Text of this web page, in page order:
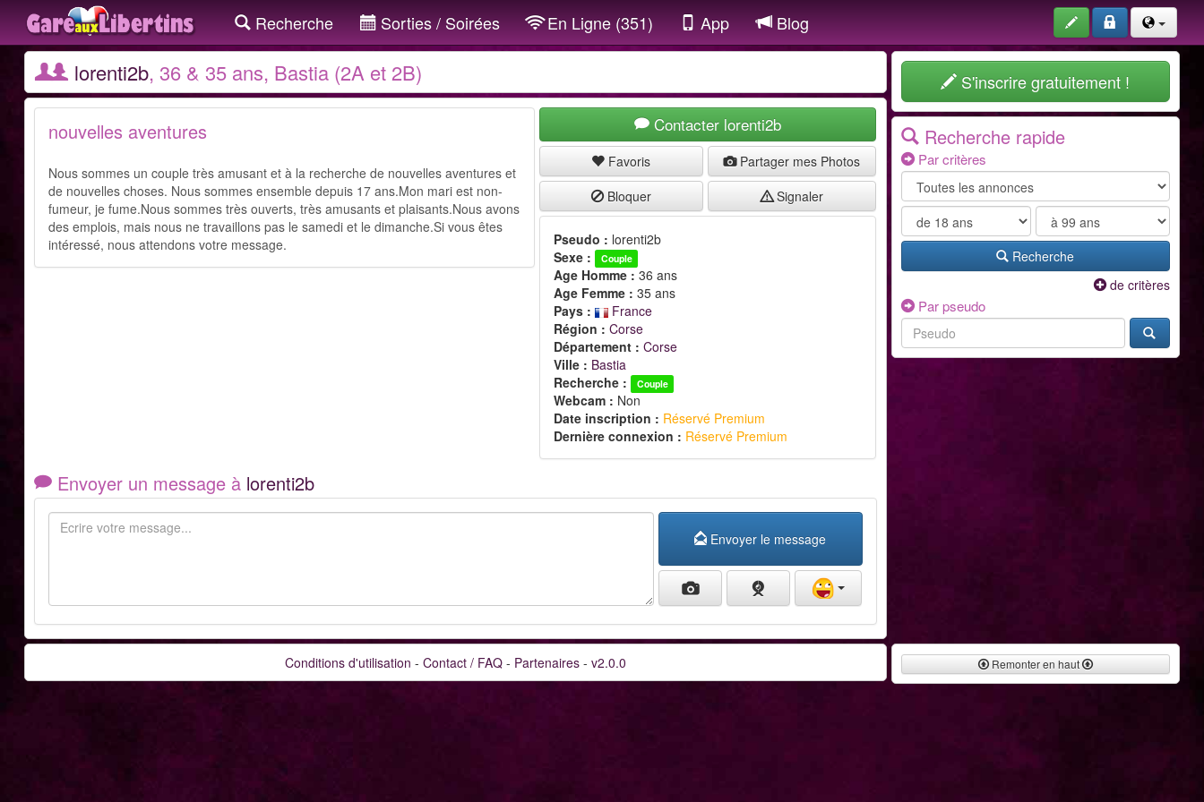
Recherche Sorties / Soirées En Ligne (351) App Blog
lorenti2b, 36 & 35 ans, Bastia (2A et 2B)
nouvelles aventures
Nous sommes un couple très amusant et à la recherche de nouvelles aventures et
de nouvelles choses. Nous sommes ensemble depuis 17 ans.Mon mari est non-
fumeur, je fume.Nous sommes très ouverts, très amusants et plaisants.Nous avons
des emplois, mais nous ne travaillons pas le samedi et le dimanche.Si vous êtes
intéressé, nous attendons votre message.
Contacter lorenti2b
Favoris
Partager mes Photos
Bloquer
Signaler
Pseudo : lorenti2b
Sexe : Couple
Age Homme :36 ans
Age Femme :35 ans
Pays :
France
Région :Corse
Département :Corse
Ville : Bastia
Recherche : Couple
Webcam : Non
Date inscription : Réservé Premium
Dernière connexion : Réservé Premium
Envoyer un message à lorenti2b
Envoyer le message
S'inscrire gratuitement !
Recherche rapide
Par critères
Recherche
de critères
Par pseudo
Conditions d'utilisation - Contact / FAQ- Partenaires- v2.0.0 Remonter en haut